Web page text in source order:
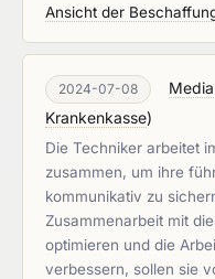
Ansicht der
2024-07-08
Krankenkasse)
Die Techniker arbeitet
zusammen, um ihre
kommunikativ zu
Zusammenarbeit mit
optimieren und die
verbessern, sollen sie